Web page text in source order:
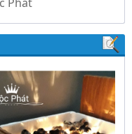
điều khiển độ ẩm
tự động Lộc